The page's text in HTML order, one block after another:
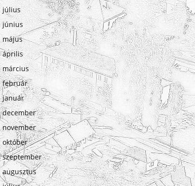
július
június
május
április
március
február
január
december
november
október
szeptember
augusztus